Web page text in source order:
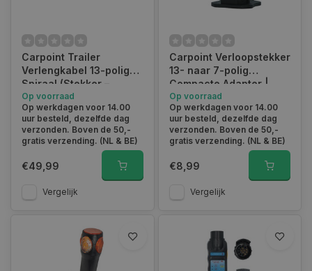
Carpoint Trailer
Verlengkabel 13-polig
Spiraal (Stekker –
Stekkerdoos) – 3 Meter
Flexibel & Uittrekbaar
Op voorraad
Op werkdagen voor 14.00
uur besteld, dezelfde dag
verzonden. Boven de 50,-
gratis verzending. (NL & BE)
€49,99
Vergelijk
Carpoint Verloopstekker
13- naar 7-polig
Compacte Adapter |
0429519
Op voorraad
Op werkdagen voor 14.00
uur besteld, dezelfde dag
verzonden. Boven de 50,-
gratis verzending. (NL & BE)
€8,99
Vergelijk